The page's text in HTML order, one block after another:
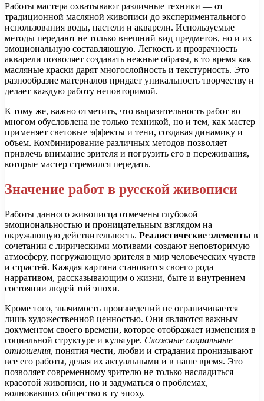
Работы мастера охватывают различные техники — от
традиционной масляной живописи до экспериментального
использования воды, пастели и акварели. Используемые
методы передают не только внешний вид предметов, но и их
эмоциональную составляющую. Легкость и прозрачность
акварели позволяет создавать нежные образы, в то время как
масляные краски дарят многослойность и текстурность. Это
разнообразие материалов придает уникальность творчеству и
делает каждую работу неповторимой.
К тому же, важно отметить, что выразительность работ во
многом обусловлена не только техникой, но и тем, как мастер
применяет световые эффекты и тени, создавая динамику и
объем. Комбинирование различных методов позволяет
привлечь внимание зрителя и погрузить его в переживания,
которые мастер стремился передать.
Значение работ в русской живописи
Работы данного живописца отмечены глубокой
эмоциональностью и проницательным взглядом на
окружающую действительность. Реалистические элементы в
сочетании с лирическими мотивами создают неповторимую
атмосферу, погружающую зрителя в мир человеческих чувств
и страстей. Каждая картина становится своего рода
нарративом, рассказывающим о жизни, быте и внутреннем
состоянии людей той эпохи.
Кроме того, значимость произведений не ограничивается
лишь художественной ценностью. Они являются важным
документом своего времени, которое отображает изменения в
социальной структуре и культуре. Сложные социальные
отношения, понятия чести, любви и страдания пронизывают
все его работы, делая их актуальными и в наше время. Это
позволяет современному зрителю не только насладиться
красотой живописи, но и задуматься о проблемах,
волновавших общество в ту эпоху.